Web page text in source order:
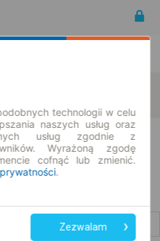
technologii w celu
naszych usług oraz
usług zgodnie z
Wyrażoną zgodę
cofnąć lub zmienić.
.
Zezwalam